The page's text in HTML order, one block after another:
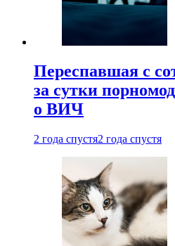
Переспавшая с
за сутки
о ВИЧ
2 года спустя2 года спустя